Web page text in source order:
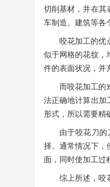
切削基材，并在其
车制造、建筑等各
咬花加工的优
似于网格的花纹，
件的表面状况，并
而咬花加工的
法正确地计算出加
形式，所以需要精
由于咬花刀
择。通常情况下，
面，同时使加工过
综上所述，咬